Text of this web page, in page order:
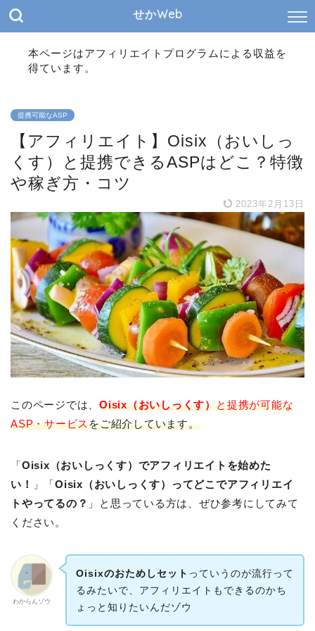
せかWeb
本ページはアフィリエイトプログラムによる収益を
得ています。
提携可能なASP
【アフィリエイト】Oisix（おいしっ
くす）と提携できるASPはどこ？特徴
や稼ぎ方・コツ
2023年2月13日
このページでは、Oisix（おいしっくす）と提携が可能な
ASP・サービスをご紹介しています。
「Oisix（おいしっくす）でアフィリエイトを始めた
い！
」「Oisix（おいしっくす）ってどこでアフィリエイ
トやってるの？ 」と思っている方は、ぜひ参考にしてみて
ください。
わからんゾウ
Oisixのおためしセット っていうのが流行って
るみたいで、アフィリエイトもできるのかち
ょっと知りたいんだゾウ